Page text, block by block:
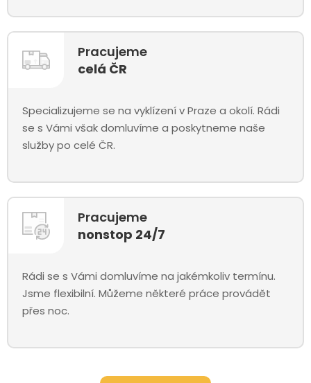
Pracujeme
celá ČR
Specializujeme se na vyklízení v Praze a okolí. Rádi
se s Vámi však domluvíme a poskytneme naše
služby po celé ČR.
Pracujeme
nonstop 24/7
Rádi se s Vámi domluvíme na jakémkoliv termínu.
Jsme flexibilní. Můžeme některé práce provádět
přes noc.